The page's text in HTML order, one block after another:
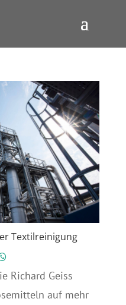
Textilreinigung
Richard Geiss
auf mehr